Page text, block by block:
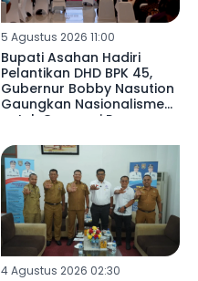
5 Agustus 2026 11:00
Bupati Asahan Hadiri
Pelantikan DHD BPK 45,
Gubernur Bobby Nasution
Gaungkan Nasionalisme
untuk Generasi Penerus
4 Agustus 2026 02:30